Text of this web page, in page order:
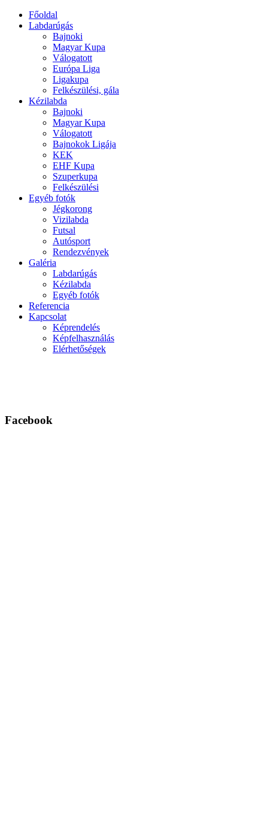
Főoldal
Labdarúgás
Bajnoki
Magyar Kupa
Válogatott
Európa Liga
Ligakupa
Felkészülési, gála
Kézilabda
Bajnoki
Magyar Kupa
Válogatott
Bajnokok Ligája
KEK
EHF Kupa
Szuperkupa
Felkészülési
Egyéb fotók
Jégkorong
Vizilabda
Futsal
Autósport
Rendezvények
Galéria
Labdarúgás
Kézilabda
Egyéb fotók
Referencia
Kapcsolat
Képrendelés
Képfelhasználás
Elérhetőségek
Facebook